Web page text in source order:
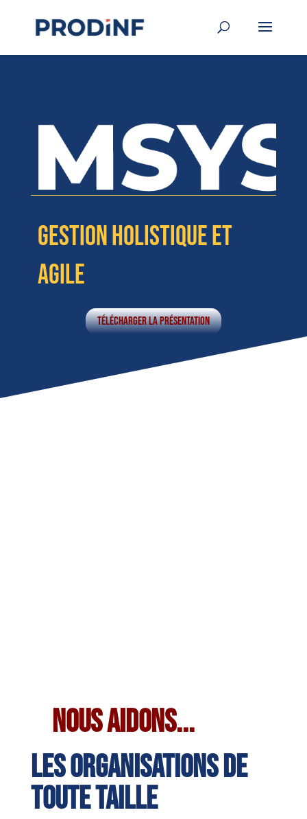
Gestion holistique et
agile
Télécharger la présentation
SOLUTION
Nous aidons...
les organisations de
toute taille